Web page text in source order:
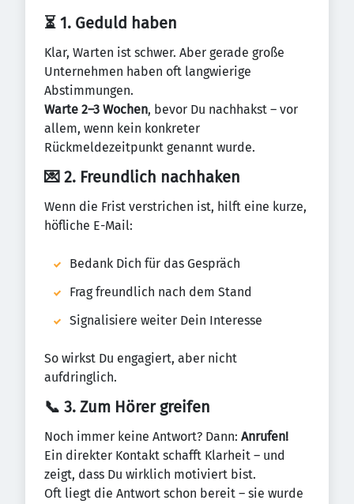
⏳ 1. Geduld haben
Klar, Warten ist schwer. Aber gerade große
Unternehmen haben oft langwierige
Abstimmungen.
Warte 2–3 Wochen, bevor Du nachhakst – vor
allem, wenn kein konkreter
Rückmeldezeitpunkt genannt wurde.
💌 2. Freundlich nachhaken
Wenn die Frist verstrichen ist, hilft eine kurze,
höfliche E-Mail:
Bedank Dich für das Gespräch
Frag freundlich nach dem Stand
Signalisiere weiter Dein Interesse
So wirkst Du engagiert, aber nicht
aufdringlich.
📞 3. Zum Hörer greifen
Noch immer keine Antwort? Dann: Anrufen!
Ein direkter Kontakt schafft Klarheit – und
zeigt, dass Du wirklich motiviert bist.
Oft liegt die Antwort schon bereit – sie wurde